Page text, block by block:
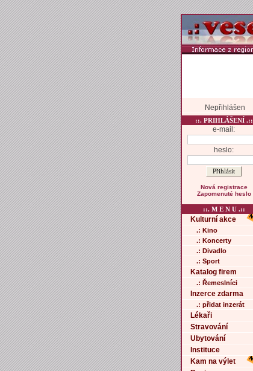
Nepřihlášen
::. PRIHLÁŠENÍ .::
e-mail:
heslo:
Nová registrace
Zapomenuté heslo
::. M E N U .::
Kulturní akce
.: Kino
.: Koncerty
.: Divadlo
.: Sport
Katalog firem
.: Řemeslníci
Inzerce zdarma
.: přidat inzerát
Lékaři
Stravování
Ubytování
Instituce
Kam na výlet